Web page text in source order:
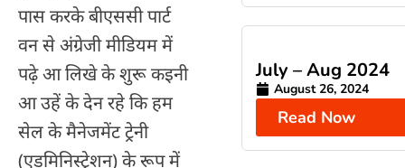
पास करके बीएससी पार्ट
वन से अंग्रेजी मीडियम में
पढ़े आ लिखे के शुरू कइनी
आ उहें के देन रहे कि हम
सेल के मैनेजमेंट ट्रेनी
(एडमिनिस्ट्रेशन) के रूप में
July – Aug 2024
August 26, 2024
Read Now